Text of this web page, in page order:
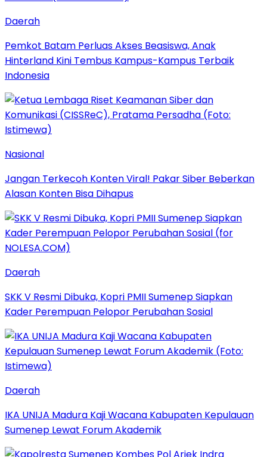
Daerah
Pemkot Batam Perluas Akses Beasiswa, Anak
Hinterland Kini Tembus Kampus-Kampus Terbaik
Indonesia
Nasional
Jangan Terkecoh Konten Viral! Pakar Siber Beberkan
Alasan Konten Bisa Dihapus
Daerah
SKK V Resmi Dibuka, Kopri PMII Sumenep Siapkan
Kader Perempuan Pelopor Perubahan Sosial
Daerah
IKA UNIJA Madura Kaji Wacana Kabupaten Kepulauan
Sumenep Lewat Forum Akademik